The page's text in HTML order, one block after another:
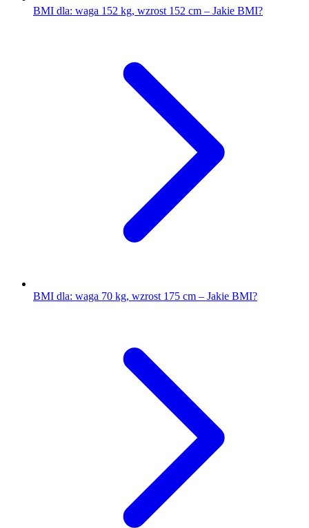
BMI dla: waga 152 kg, wzrost 152 cm – Jakie BMI?
BMI dla: waga 70 kg, wzrost 175 cm – Jakie BMI?